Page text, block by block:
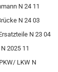
N 24 11
N 24 03
N 23 04
2025 11
LKW N